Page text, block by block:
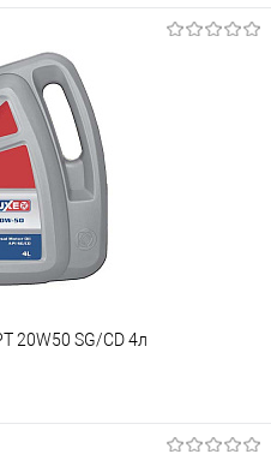
Под заказ
20W50 SG/CD 4л